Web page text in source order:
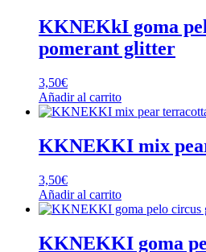
KKNEKkI goma
pomerant glitter
3,50€
Añadir al carrito
KKNEKKI mix
3,50€
Añadir al carrito
KKNEKKI goma